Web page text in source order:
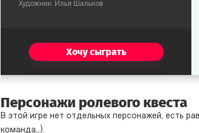
Художник: Илья Шальков
Хочу сыграть
Персонажи ролевого квеста
В этой игре нет отдельных персонажей, есть
команда…).